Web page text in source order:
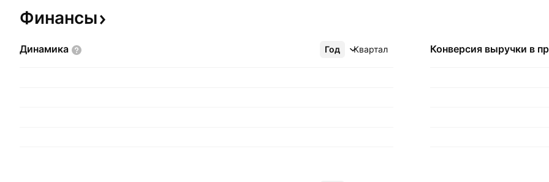
Финансы
Динамика Год Квартал
Ещё Конверсия выручки в